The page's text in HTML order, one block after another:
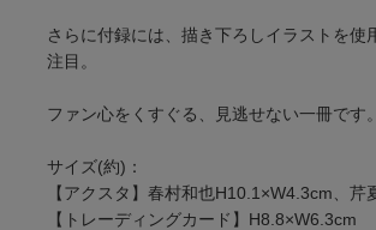
さらに付録には、描き下ろしイラストを
注目。
ファン心をくすぐる、見逃せない一冊です。
サイズ(約)：
【アクスタ】春村和也H10.1×W4.3cm、
【トレーディングカード】H8.8×W6.3cm